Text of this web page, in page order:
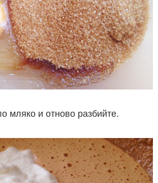
мляко и отново разбийте.